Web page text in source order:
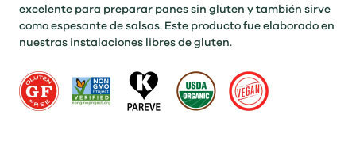
excelente para preparar panes sin gluten y también sirve
como espesante de salsas. Este producto fue elaborado en
nuestras instalaciones libres de gluten.